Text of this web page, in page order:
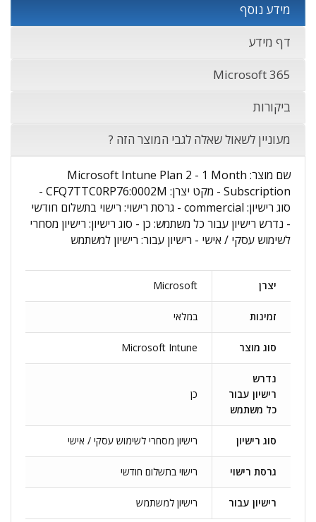
מידע נוסף
דף מידע
Microsoft 365
ביקורות
מעוניין לשאול שאלה לגבי המוצר הזה ?
שם מוצר: Microsoft Intune Plan 2 - 1 Month
Subscription - מקט יצרן: CFQ7TTC0RP76:0002M -
סוג רישיון: commercial - גרסת רישוי: רישוי בתשלום חודשי
- נדרש רישיון עבור כל משתמש: כן - סוג רישיון: רישיון מסחרי
לשימוש עסקי / אישי - רישיון עבור: רישיון למשתמש
יצרן Microsoft
זמינות במלאי
סוג מוצר Microsoft Intune
נדרש
רישיון עבור
כל משתמש
כן
סוג רישיון רישיון מסחרי לשימוש עסקי / אישי
גרסת רישוי רישוי בתשלום חודשי
רישיון עבור רישיון למשתמש